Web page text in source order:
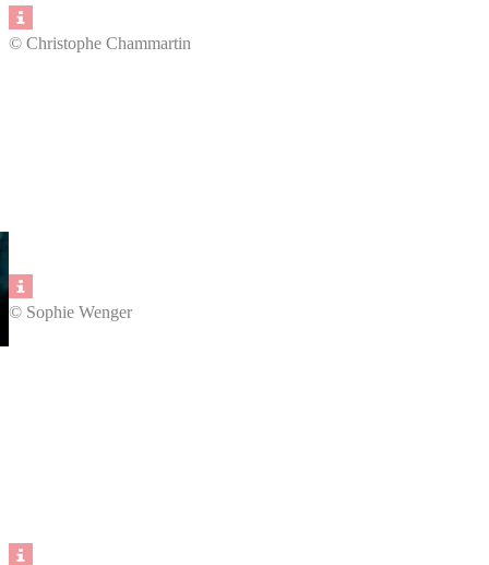
© Christophe Chammartin
© Sophie Wenger